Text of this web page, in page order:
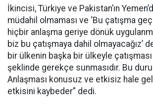
İkincisi, Türkiye ve Pakistan’ın
müdahil olmaması ve ‘Bu çatışma
hiçbir anlaşma geriye dönük
biz bu çatışmaya dahil olmayacağız’
bir ülkenin başka bir ülkeyle
şeklinde gerekçe sunmasıdır. Bu
Anlaşması konusuz ve etkisiz hale
etkisini kaybeder” dedi.